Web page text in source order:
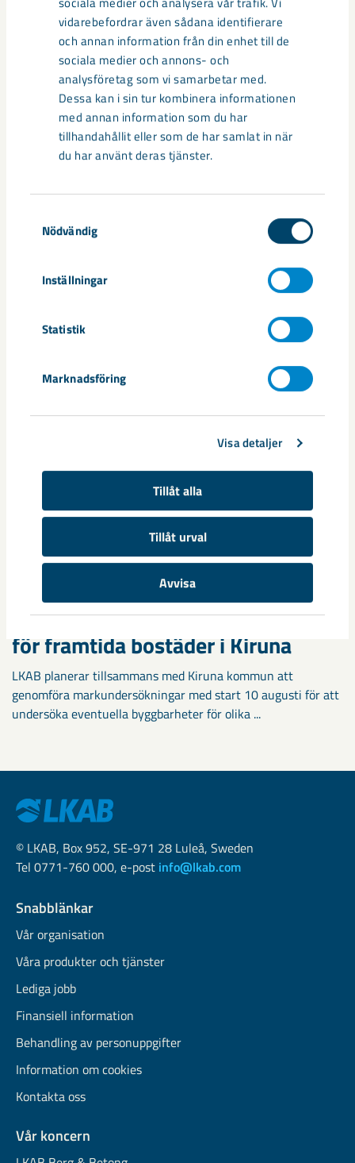
vidarebefordrar även sådana identifierare
och annan information från din enhet till de
sociala medier och annons- och
analysföretag som vi samarbetar med.
Dessa kan i sin tur kombinera informationen
med annan information som du har
tillhandahållit eller som de har samlat in när
du har använt deras tjänster.
Nödvändig
Inställningar
Statistik
Marknadsföring
Visa detaljer
Tillåt alla
Tillåt urval
Avvisa
Under sommaren 2026 fortsätter avveckling av fastigheter i
gamla Kiruna centrum på grund av den pågående gruvdriften
– bland annat ...
Handbollstalanger upptäckte en
Kirunaborna fick under helgen uppleva handboll på hög nivå
Spanien möttes i Scandiberico ...
Markundersökningar visar vägen
för framtida bostäder i Kiruna
LKAB planerar tillsammans med Kiruna kommun att
genomföra markundersökningar med start 10 augusti för att
undersöka eventuella byggbarheter för olika ...
© LKAB, Box 952, SE-971 28 Luleå, Sweden
Tel 0771-760 000, e-post info@lkab.com
Snabblänkar
Vår organisation
Våra produkter och tjänster
Lediga jobb
Finansiell information
Behandling av personuppgifter
Information om cookies
Kontakta oss
Vår koncern